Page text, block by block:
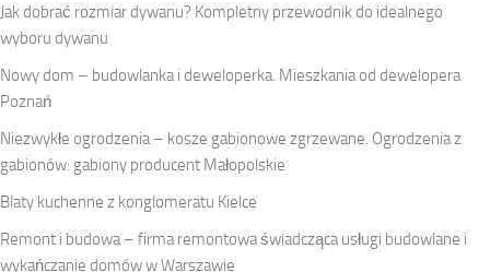
Jak dobrać rozmiar dywanu? Kompletny przewodnik do idealnego
wyboru dywanu
Nowy dom – budowlanka i deweloperka. Mieszkania od dewelopera
Poznań
Niezwykłe ogrodzenia – kosze gabionowe zgrzewane. Ogrodzenia z
gabionów: gabiony producent Małopolskie
Blaty kuchenne z konglomeratu Kielce
Remont i budowa – firma remontowa świadcząca usługi budowlane i
wykańczanie domów w Warszawie